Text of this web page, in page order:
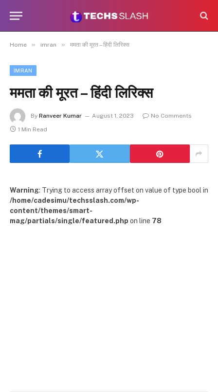
Home » imran » ममता की मूरत – हिंदी लिरिक्स
IMRAN
ममता की मूरत – हिंदी लिरिक्स
By Ranveer Kumar August 1, 2023
No Comments
1 Min Read
Warning: Trying to access array offset on value of type bool in
/home/cadesimu/techsslash.com/wp-
content/themes/smart-
mag/partials/single/featured.php on line 78